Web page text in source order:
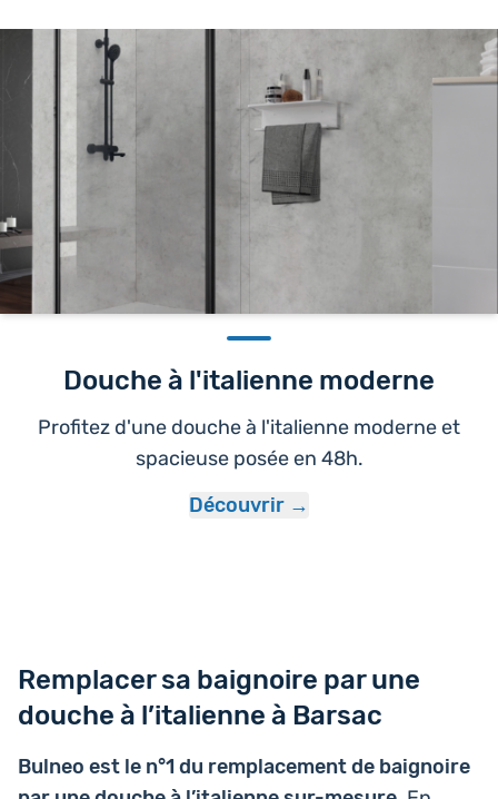
Douche à l'italienne moderne
Profitez d'une douche à l'italienne moderne et
spacieuse posée en 48h.
Découvrir
Remplacer sa baignoire par une
douche à l’italienne à Barsac
Bulneo est le n°1 du rem­pla­ce­ment de bai­gnoire